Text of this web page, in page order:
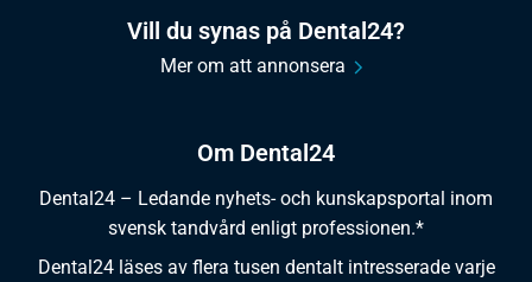
Om Dental24
Dental24 – Ledande nyhets- och kunskapsportal inom
svensk tandvård enligt professionen.*
Dental24 läses av flera tusen dentalt intresserade varje
Vill du synas på Dental24?
Mer om att annonsera